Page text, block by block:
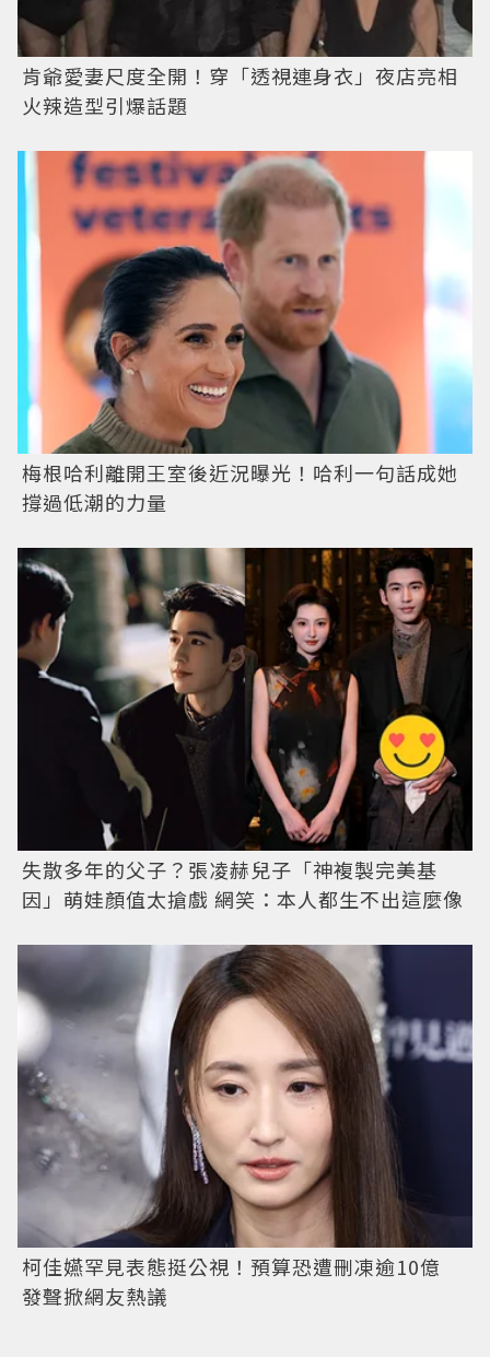
肯爺愛妻尺度全開！穿「透視連身衣」夜店亮相
火辣造型引爆話題
梅根哈利離開王室後近況曝光！哈利一句話成她
撐過低潮的力量
失散多年的父子？張凌赫兒子「神複製完美基
因」萌娃顏值太搶戲 網笑：本人都生不出這麼像
柯佳嬿罕見表態挺公視！預算恐遭刪凍逾10億
發聲掀網友熱議